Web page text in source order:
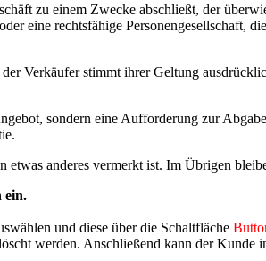
zu einem Zwecke abschließt, der
eine rechtsfähige Personengesellschaft,
Verkäufer stimmt ihrer Geltung
sondern eine Aufforderung zur
anderes vermerkt ist. Im Übrigen
ein.
und diese über die Schaltfläche
werden. Anschließend kann der Kunde